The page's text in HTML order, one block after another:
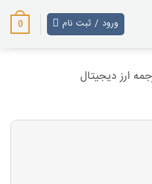
ورود / ثبت نام 0
ارز دیجیتال